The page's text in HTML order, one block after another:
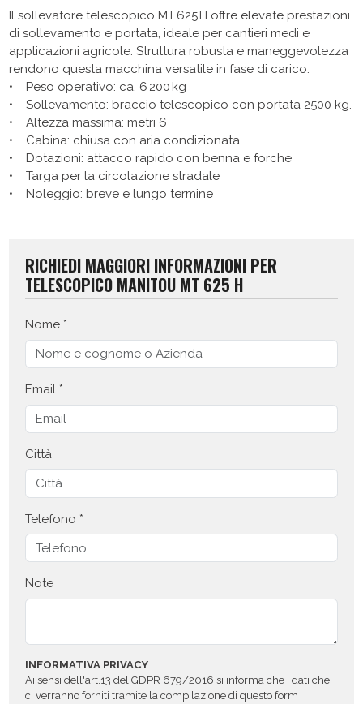
Il sollevatore telescopico MT 625 H offre elevate prestazioni
di sollevamento e portata, ideale per cantieri medi e
applicazioni agricole. Struttura robusta e maneggevolezza
rendono questa macchina versatile in fase di carico.
• Peso operativo: ca. 6 200 kg
• Sollevamento: braccio telescopico con portata 2500 kg.
• Altezza massima: metri 6
• Cabina: chiusa con aria condizionata
• Dotazioni: attacco rapido con benna e forche
• Targa per la circolazione stradale
• Noleggio: breve e lungo termine
RICHIEDI MAGGIORI INFORMAZIONI PER
TELESCOPICO MANITOU MT 625 H
Nome *
Email *
Città
Telefono *
Note
INFORMATIVA PRIVACY
Ai sensi dell'art.13 del GDPR 679/2016 si informa che i dati che
ci verranno forniti tramite la compilazione di questo form